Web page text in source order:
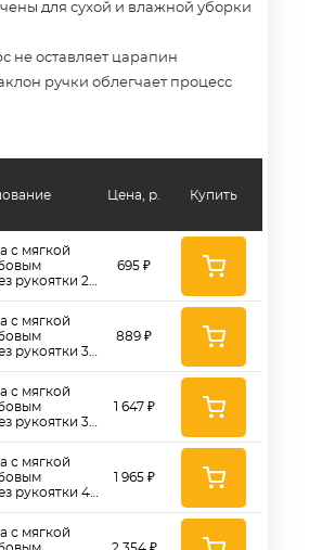
для сухой и влажной уборки
не оставляет царапин
ручки облегчает процесс
с мягкой
рукоятки 25
с мягкой
рукоятки 30
с мягкой
рукоятки 30
с мягкой
рукоятки 40
с мягкой
Цена, р.
695 ₽
889 ₽
1 647 ₽
1 965 ₽
Купить